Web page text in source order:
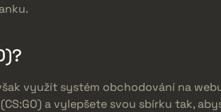
využít systém obchodování na
a vylepšete svou sbírku tak,